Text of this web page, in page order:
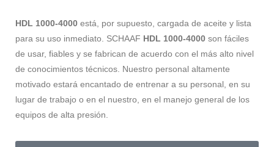
HDL 1000-4000 está, por supuesto, cargada de aceite y lista
para su uso inmediato. SCHAAF HDL 1000-4000 son fáciles
de usar, fiables y se fabrican de acuerdo con el más alto nivel
de conocimientos técnicos. Nuestro personal altamente
motivado estará encantado de entrenar a su personal, en su
lugar de trabajo o en el nuestro, en el manejo general de los
equipos de alta presión.